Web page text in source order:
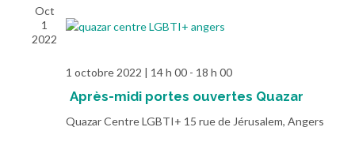
Oct
1
2022
1 octobre 2022 | 14 h 00 - 18 h 00
Après-midi portes ouvertes Quazar
Quazar Centre LGBTI+ 15 rue de Jérusalem, Angers